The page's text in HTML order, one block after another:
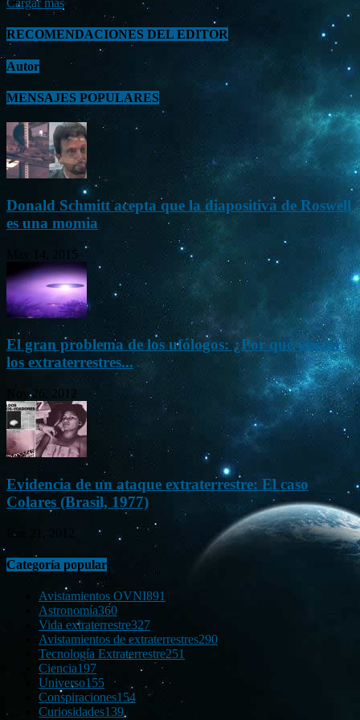
Cargar más
RECOMENDACIONES DEL EDITOR
Autor
MENSAJES POPULARES
Donald Schmitt acepta que la diapositiva de Roswell
es una momia
May 14, 2015
El gran problema de los ufólogos: ¿Por qué vienen
los extraterrestres...
Nov 26, 2012
Evidencia de un ataque extraterrestre: El caso
Colares (Brasil, 1977)
Ene 21, 2012
Categoría popular
Avistamientos OVNI891
Astronomía360
Vida extraterrestre327
Avistamientos de extraterrestres290
Tecnología Extraterrestre251
Ciencia197
Universo155
Conspiraciones154
Curiosidades139